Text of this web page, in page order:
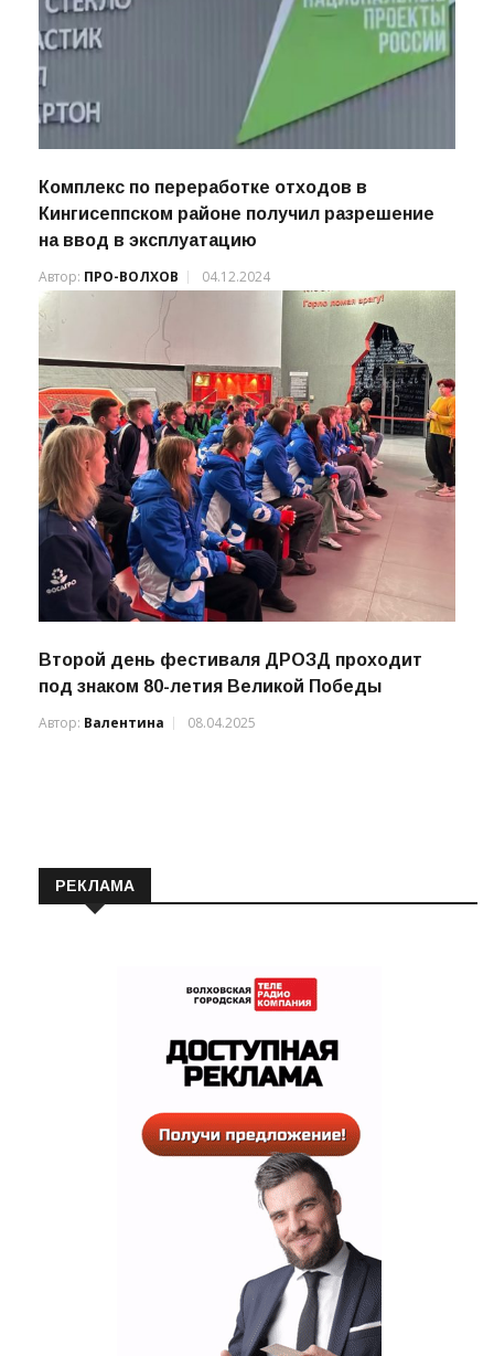
Комплекс по переработке отходов в
Кингисеппском районе получил разрешение
на ввод в эксплуатацию
Автор: ПРО-ВОЛХОВ 04.12.2024
Второй день фестиваля ДРОЗД проходит
под знаком 80-летия Великой Победы
Автор: Валентина 08.04.2025
РЕКЛАМА